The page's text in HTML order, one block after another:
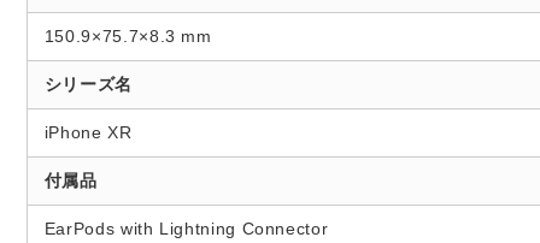
150.9×75.7×8.3 mm
シリーズ名
iPhone XR
付属品
EarPods with Lightning Connector